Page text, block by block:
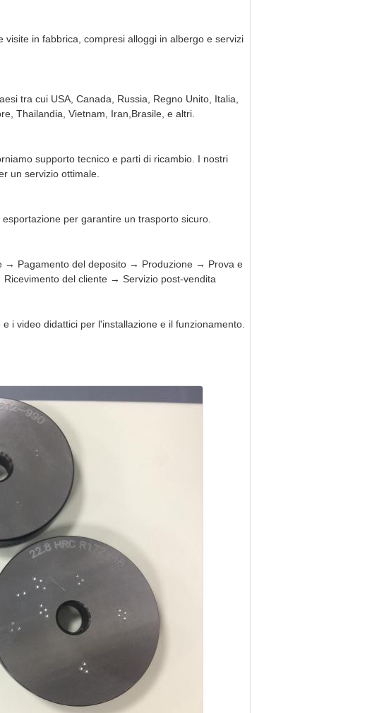
in fabbrica, compresi alloggi in albergo e servizi
tra cui USA, Canada, Russia, Regno Unito, Italia,
Thailandia, Vietnam, Iran,Brasile, e altri.
supporto tecnico e parti di ricambio. I nostri
un servizio ottimale.
per garantire un trasporto sicuro.
Pagamento del deposito → Produzione → Prova e
del cliente → Servizio post-vendita
i video didattici per l'installazione e il funzionamento.